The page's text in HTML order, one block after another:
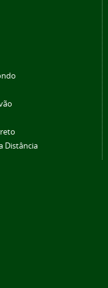
Distância